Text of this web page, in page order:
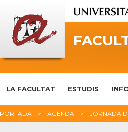
LA FACULTAT ESTUDIS
PORTADA AGENDA JORNADA